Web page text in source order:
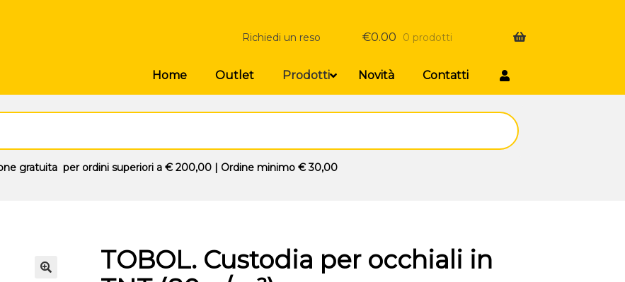
Richiedi un reso €0.00 0 prodotti
Home Outlet Prodotti Novità Contatti
gratuitaper ordini superiori a € 200,00| Ordine minimo € 30,00
TOBOL. Custodia per occhiali in